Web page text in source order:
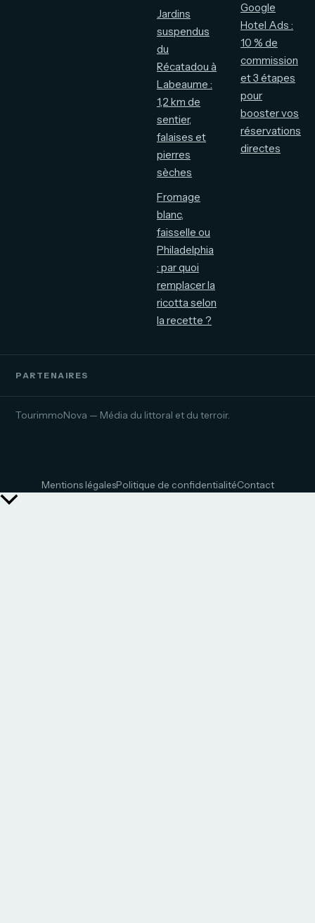
Jardins
suspendus
du
Récatadou à
Labeaume :
1,2 km de
sentier,
falaises et
pierres
sèches
Fromage
blanc,
faisselle ou
Philadelphia
: par quoi
remplacer la
ricotta selon
la recette ?
Google
Hotel Ads :
10 % de
commission
et 3 étapes
pour
booster vos
réservations
directes
PARTENAIRES
TourimmoNova — Média du littoral et du terroir.
Mentions légalesPolitique de confidentialitéContact